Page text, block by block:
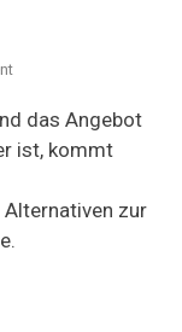
on
–
außer
das Angebot
ist, kommt
zur